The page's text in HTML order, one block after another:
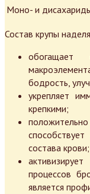
Моно- и
Состав крупы
обогащает
бодрость,
укрепляет
крепкими;
положительно
состава крови;
процессов
является